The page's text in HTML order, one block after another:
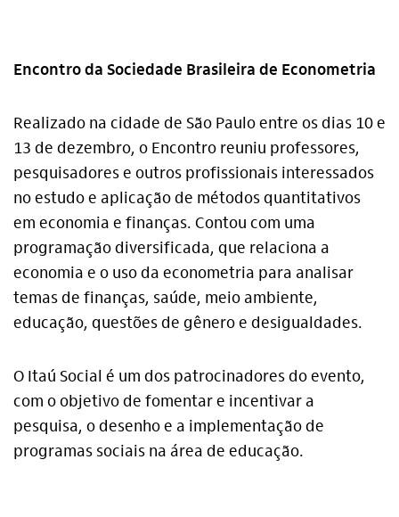
Alto Contraste
Termos de Uso e Política de Privacidade
Encontro da Sociedade Brasileira de Econometria
Realizado na cidade de São Paulo entre os dias 10 e
13 de dezembro, o Encontro reuniu professores,
pesquisadores e outros profissionais interessados
no estudo e aplicação de métodos quantitativos
em economia e finanças. Contou com uma
programação diversificada, que relaciona a
economia e o uso da econometria para analisar
temas de finanças, saúde, meio ambiente,
educação, questões de gênero e desigualdades.
O Itaú Social é um dos patrocinadores do evento,
com o objetivo de fomentar e incentivar a
pesquisa, o desenho e a implementação de
programas sociais na área de educação.